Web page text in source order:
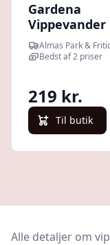
Gardena
Vippevander
Aqua S
Almas Park &
Bedst af 2 priser
219 kr.
Til butik
Alle detaljer om